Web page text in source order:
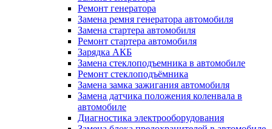
Ремонт генератора
Замена ремня генератора автомобиля
Замена стартера автомобиля
Ремонт стартера автомобиля
Зарядка АКБ
Замена стеклоподъемника в автомобиле
Ремонт стеклоподъёмника
Замена замка зажигания автомобиля
Замена датчика положения коленвала в
автомобиле
Диагностика электрооборудования